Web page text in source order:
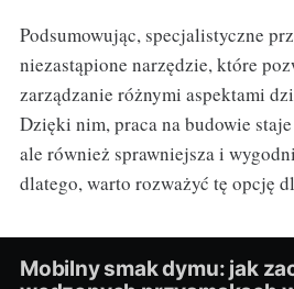
Podsumowując, specjalistyczne
niezastąpione narzędzie, które
zarządzanie różnymi aspektami
Dzięki nim, praca na budowie
ale również sprawniejsza i
dlatego, warto rozważyć tę opcję
Mobilny smak dymu: jak